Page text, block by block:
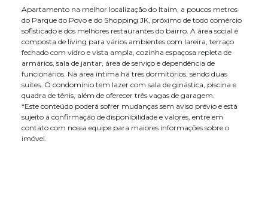
Apartamento na melhor localização do Itaim, a poucos metros
do Parque do Povo e do Shopping JK, próximo de todo comércio
sofisticado e dos melhores restaurantes do bairro. A área social é
composta de living para vários ambientes com lareira, terraço
fechado com vidro e vista ampla, cozinha espaçosa repleta de
armários, sala de jantar, área de serviço e dependência de
funcionários. Na área íntima há três dormitórios, sendo duas
suítes. O condomínio tem lazer com sala de ginástica, piscina e
quadra de tênis, além de oferecer três vagas de garagem.
*Este conteúdo poderá sofrer mudanças sem aviso prévio e está
sujeito à confirmação de disponibilidade e valores, entre em
contato com nossa equipe para maiores informações sobre o
imóvel.